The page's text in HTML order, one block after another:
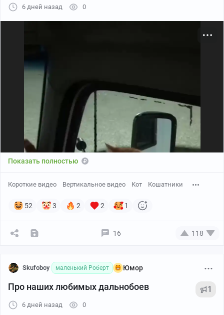
6 дней назад 0
Показать полностью
Короткие видео Вертикальное видео Кот Кошатники
52 3 2 2 1
16 118
Skufoboy маленький Роберт Юмор
Про наших любимых дальнобоев 1
6 дней назад 0